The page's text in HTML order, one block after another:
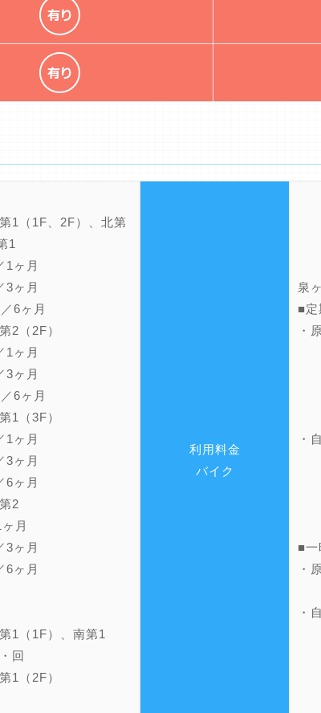
1（1F、2F）、北第
1
ヶ月
ヶ月
6ヶ月
2（2F）
ヶ月
ヶ月
6ヶ月
1（3F）
ヶ月
ヶ月
ヶ月
2
月
ヶ月
ヶ月
1（1F）、南第1
回
1（2F）
利用料金
バイク
泉
■定
・
・
■一
・
・